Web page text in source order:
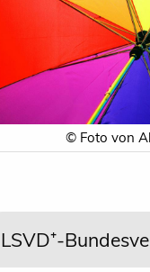
© Foto von
LSVD⁺-